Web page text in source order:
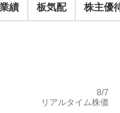
業績 板気配 株主優
8/7
リアルタイム株価